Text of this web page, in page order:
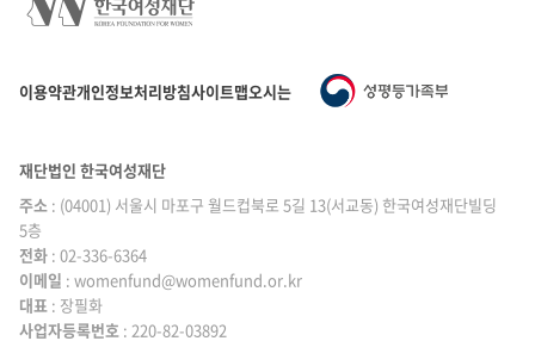
이용약관개인정보처리방침사이트맵오시는 길
재단법인 한국여성재단
주소 : (04001) 서울시 마포구 월드컵북로 5길 13(서교동) 한국여성재단빌딩
5층
전화 : 02-336-6364
|
이메일 : womenfund@womenfund.or.kr
|
대표 : 장필화
|
사업자등록번호 : 220-82-03892